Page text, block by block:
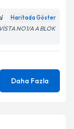
Haritada Göster
NO1/A A BLOK
Daha Fazla